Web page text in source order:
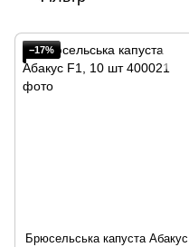
−17%
Брюсельська капуста Абакус